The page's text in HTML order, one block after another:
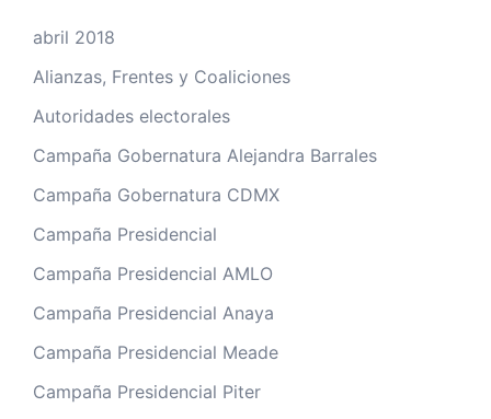
abril 2018
Alianzas, Frentes y Coaliciones
Autoridades electorales
Campaña Gobernatura Alejandra Barrales
Campaña Gobernatura CDMX
Campaña Presidencial
Campaña Presidencial AMLO
Campaña Presidencial Anaya
Campaña Presidencial Meade
Campaña Presidencial Piter